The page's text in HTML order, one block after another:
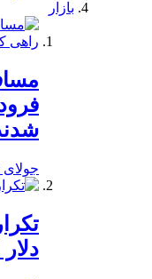
بازار
جولای 2, 2020
دلار 11 400